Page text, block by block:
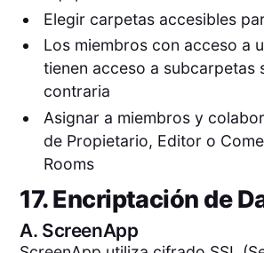
Elegir carpetas accesibles
Los miembros con acceso a
tienen acceso a subcarpetas
contraria
Asignar a miembros y
de Propietario, Editor o
Rooms
17. Encriptación de
A. ScreenApp